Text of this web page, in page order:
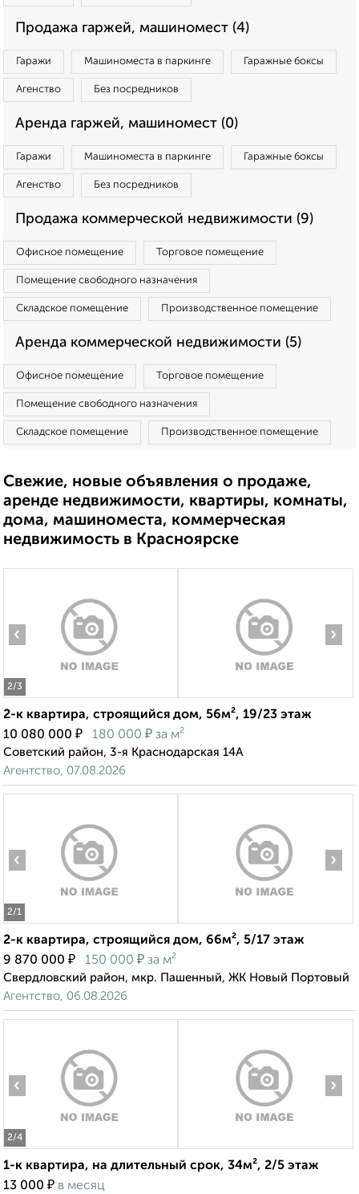
Продажа гаржей, машиномест (4)
Гаражи Машиноместа в паркинге Гаражные боксы
Агенство Без посредников
Аренда гаржей, машиномест (0)
Гаражи Машиноместа в паркинге Гаражные боксы
Агенство Без посредников
Продажа коммерческой недвижимости (9)
Офисное помещение Торговое помещение
Помещение свободного назначения
Складское помещение Производственное помещение
Аренда коммерческой недвижимости (5)
Офисное помещение Торговое помещение
Помещение свободного назначения
Складское помещение Производственное помещение
Свежие, новые объявления о продаже,
аренде недвижимости, квартиры, комнаты,
дома, машиноместа, коммерческая
недвижимость в Красноярске
2/3
‹ ›
2-к квартира, строящийся дом, 56м², 19/23 этаж
10 080 000 ₽ 180 000 ₽ за м²
Советский район, 3-я Краснодарская 14А
Агентство, 07.08.2026
2/1
‹ ›
2-к квартира, строящийся дом, 66м², 5/17 этаж
9 870 000 ₽ 150 000 ₽ за м²
Свердловский район, мкр. Пашенный, ЖК Новый Портовый
Агентство, 06.08.2026
2/4
‹ ›
1-к квартира, на длительный срок, 34м², 2/5 этаж
13 000 ₽ в месяц